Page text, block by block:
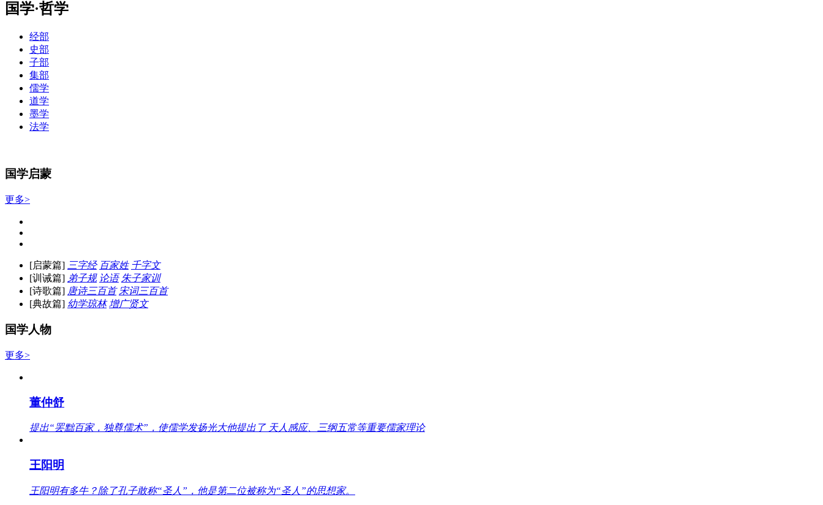
国学·哲学
经部
史部
子部
集部
儒学
道学
墨学
法学
国学启蒙
更多>
[启蒙篇] 三字经 百家姓 千字文
[训诫篇] 弟子规 论语 朱子家训
[诗歌篇] 唐诗三百首 宋词三百首
[典故篇] 幼学琼林 增广贤文
国学人物
更多>
董仲舒
提出“罢黜百家，独尊儒术”，使儒学发扬光大他提出了 天人感应、三纲五常等重要儒家理论
王阳明
王阳明有多牛？除了孔子敢称“圣人”，他是第二位被称为“圣人”的思想家。